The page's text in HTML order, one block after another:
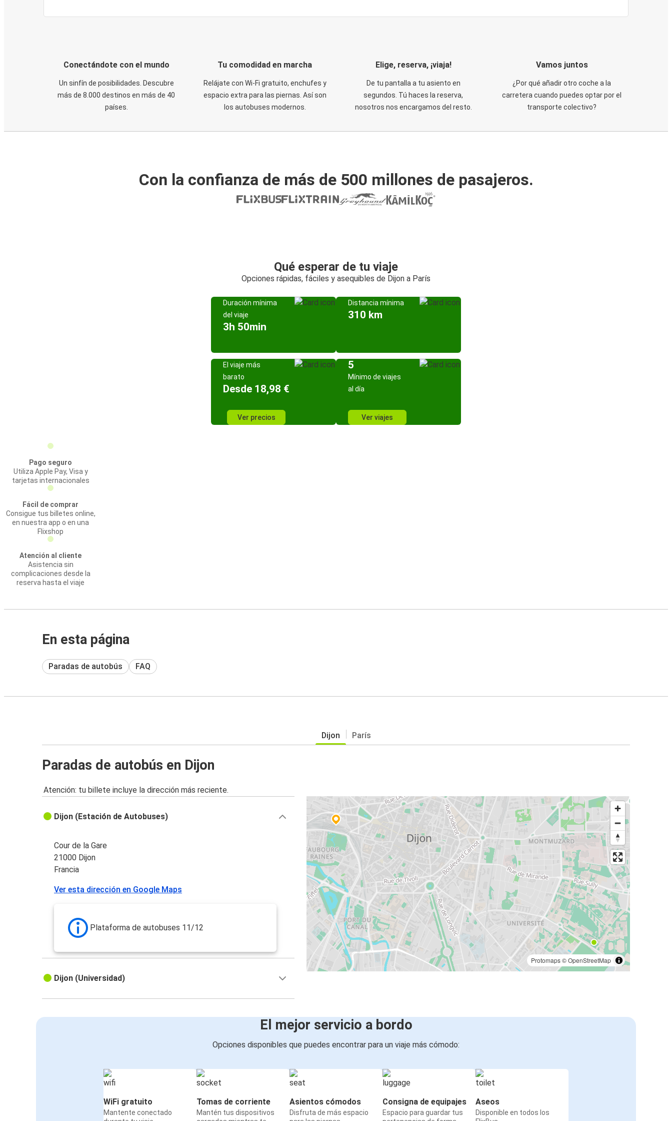
Conectándote con el mundo
Un sinfín de posibilidades. Descubre
más de 8.000 destinos en más de 40
países.
Tu comodidad en marcha
Relájate con Wi-Fi gratuito, enchufes y
espacio extra para las piernas. Así son
los autobuses modernos.
Elige, reserva, ¡viaja!
De tu pantalla a tu asiento en
segundos. Tú haces la reserva,
nosotros nos encargamos del resto.
Vamos juntos
¿Por qué añadir otro coche a la
carretera cuando puedes optar por el
transporte colectivo?
Con la confianza de más de 500 millones de pasajeros.
Qué esperar de tu viaje
Opciones rápidas, fáciles y asequibles de Dijon a París
Duración mínima
del viaje
3h 50min
Distancia mínima
310 km
El viaje más
barato
Desde 18,98 €
Ver precios
5
Mínimo de viajes
al día
Ver viajes
Pago seguro
Utiliza Apple Pay, Visa y
tarjetas internacionales
Fácil de comprar
Consigue tus billetes online,
en nuestra app o en una
Flixshop
Atención al cliente
Asistencia sin
complicaciones desde la
reserva hasta el viaje
En esta página
Paradas de autobús FAQ
Dijon París
Paradas de autobús en Dijon
Atención: tu billete incluye la dirección más reciente.
Protomaps©OpenStreetMap
Dijon (Estación de Autobuses)
Cour de la Gare
21000 Dijon
Francia
Ver esta dirección en Google Maps
Plataforma de autobuses 11/12
Dijon (Universidad)
El mejor servicio a bordo
Opciones disponibles que puedes encontrar para un viaje más cómodo:
WiFi gratuito
Mantente conectado
Tomas de corriente
Mantén tus dispositivos
Asientos cómodos
Disfruta de más espacio
Consigna de equipajes
Espacio para guardar tus
Aseos
Disponible en todos los